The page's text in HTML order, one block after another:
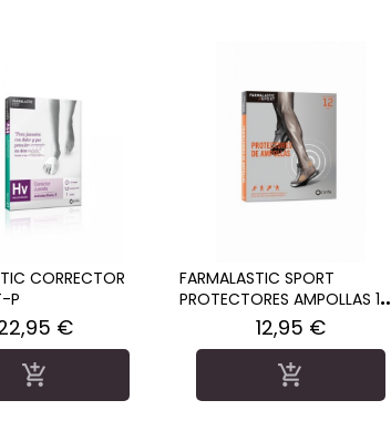
CORRECTOR
P
€

FARMALASTIC SPORT
PROTECTORES AMPOLLAS 12
Precio
12,95 €
